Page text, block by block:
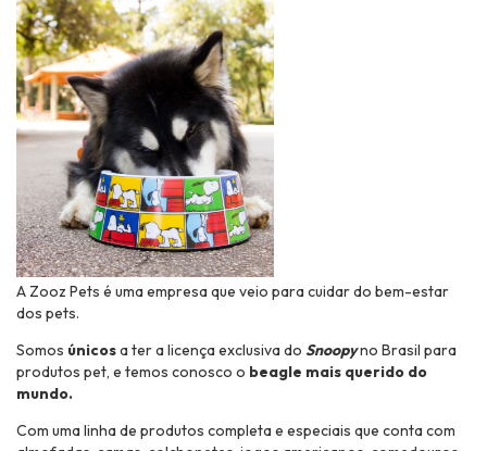
A Zooz Pets é uma empresa que veio para cuidar do bem-estar
dos pets.
Somos únicosa ter a licença exclusiva do Snoopyno Brasil para
produtos pet, e temos conosco o beagle mais querido do
mundo.
Com uma linha de produtos completa e especiais que conta com